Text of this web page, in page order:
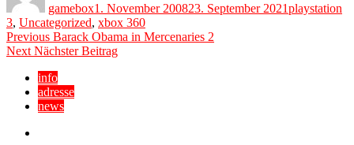
gamebox1. November 200823. September 2021playstation
3, Uncategorized, xbox 360
Beitragsnavigation
Previous Previous
post:
Barack Obama in Mercenaries 2
Next Next
Nächster Beitrag
info
adresse
news